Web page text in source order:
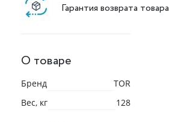
Гарантия возврата товара
О товаре
Бренд
TOR
Вес, кг
128